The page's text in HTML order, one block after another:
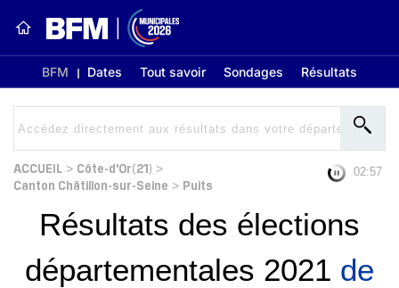
BFM Dates Tout savoir Sondages Résultats
ACCUEIL > Côte-d'Or(21) >
Canton Châtillon-sur-Seine > Puits
02:56
Résultats des élections
départementales 2021 de